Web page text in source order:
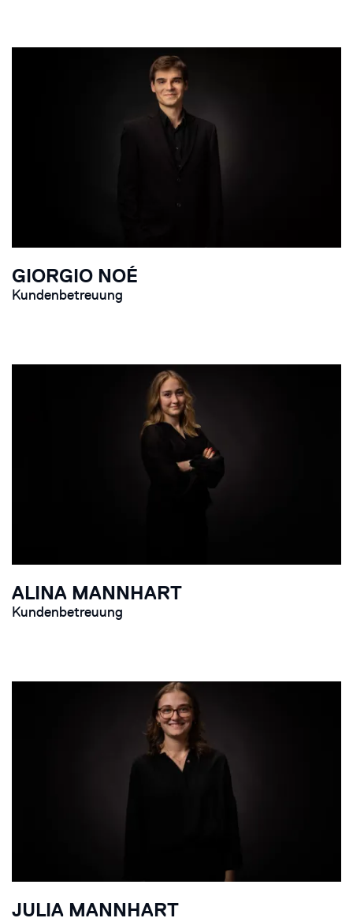
GIORGIO NOÉ
Kundenbetreuung
ALINA MANNHART
Kundenbetreuung
JULIA MANNHART